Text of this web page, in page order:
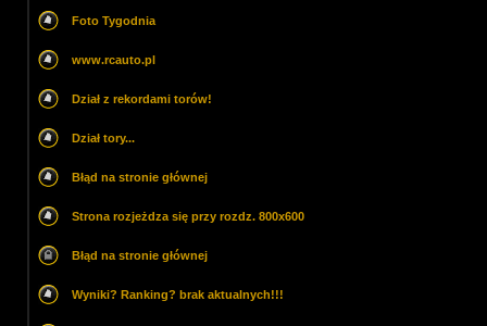
Foto Tygodnia
www.rcauto.pl
Dział z rekordami torów!
Dział tory...
Błąd na stronie głównej
Strona rozjeżdza się przy rozdz. 800x600
Błąd na stronie głównej
Wyniki? Ranking? brak aktualnych!!!